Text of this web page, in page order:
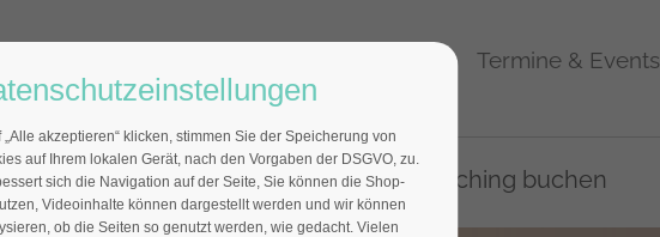
Resilienz Business-Coaching Coaching buchen
Termine & Events
akzeptieren“ klicken, stimmen Sie der Speicherung von
auf Ihrem lokalen Gerät, nach den Vorgaben der DSGVO, zu.
sich die Navigation auf der Seite, Sie können die Shop-
Videoinhalte können dargestellt werden und wir können
ob die Seiten so genutzt werden, wie gedacht. Vielen